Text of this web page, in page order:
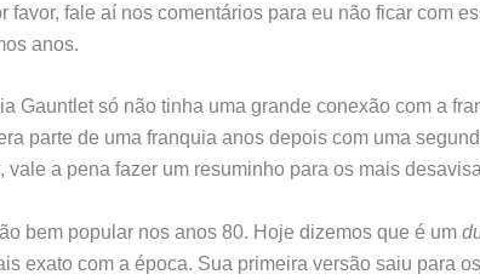
favor, fale aí nos comentários para eu não ficar com
anos.
Gauntlet só não tinha uma grande conexão com a
parte de uma franquia anos depois com uma
a pena fazer um resuminho para os mais
bem popular nos anos 80. Hoje dizemos que é um
exato com a época. Sua primeira versão saiu para